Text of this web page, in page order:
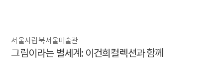
서울시립 북서울미술관
그림이라는 별세계: 이건희컬렉션과 함께